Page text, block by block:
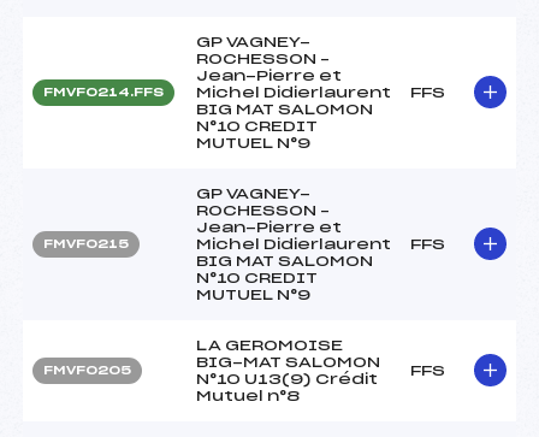
FMVF0214.FFS
GP VAGNEY-
ROCHESSON –
Jean-Pierre et
Michel Didierlaurent
BIG MAT SALOMON
N°10 CREDIT
MUTUEL N°9
FFS
FMVF0215
GP VAGNEY-
ROCHESSON –
Jean-Pierre et
Michel Didierlaurent
BIG MAT SALOMON
N°10 CREDIT
MUTUEL N°9
FFS
FMVF0205
LA GEROMOISE
BIG-MAT SALOMON
N°10 U13(9) Crédit
Mutuel n°8
FFS